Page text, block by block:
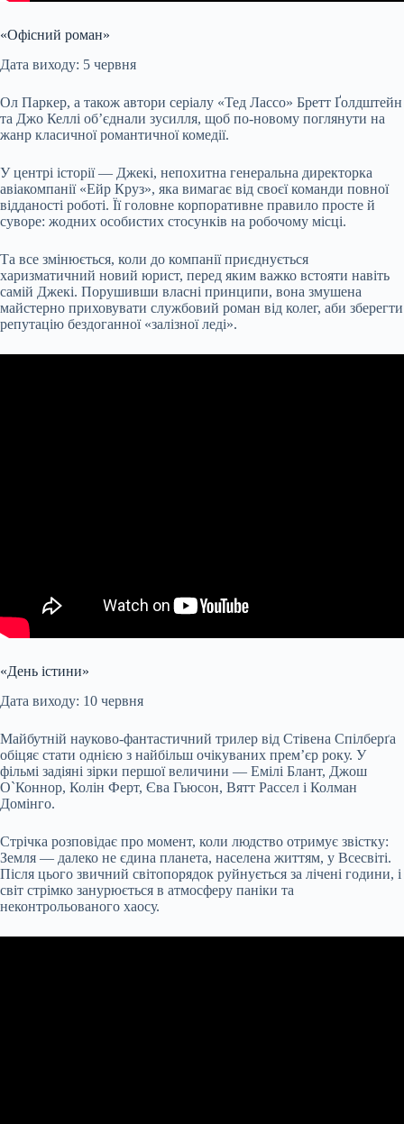
«Офісний роман»
Дата виходу: 5 червня
Ол Паркер, а також автори серіалу «Тед Лассо» Бретт Ґолдштейн
та Джо Келлі об’єднали зусилля, щоб по-новому поглянути на
жанр класичної романтичної комедії.
У центрі історії — Джекі, непохитна генеральна директорка
авіакомпанії «Ейр Круз», яка вимагає від своєї команди повної
відданості роботі. Її головне корпоративне правило просте й
суворе: жодних особистих стосунків на робочому місці.
Та все змінюється, коли до компанії приєднується
харизматичний новий юрист, перед яким важко встояти навіть
самій Джекі. Порушивши власні принципи, вона змушена
майстерно приховувати службовий роман від колег, аби зберегти
репутацію бездоганної «залізної леді».
«День істини»
Дата виходу: 10 червня
Майбутній науково-фантастичний трилер від Стівена Спілберґа
обіцяє стати однією з найбільш очікуваних прем’єр року. У
фільмі задіяні зірки першої величини — Емілі Блант, Джош
О`Коннор, Колін Ферт, Єва Гьюсон, Вятт Рассел і Колман
Домінго.
Стрічка розповідає про момент, коли людство отримує звістку:
Земля — далеко не єдина планета, населена життям, у Всесвіті.
Після цього звичний світопорядок руйнується за лічені години, і
світ стрімко занурюється в атмосферу паніки та
неконтрольованого хаосу.